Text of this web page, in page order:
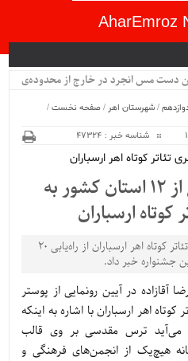
AharEmroz
دست مس انجرد در خارج از محدوده‌ی
/شهرستان اهر /صفحه نخست/
شناسه خبر : 47324
کوتاه اهر ارسباران
راه‌یابی 20 اثر نمایشی از 12 استان کشور به
ارسباران
دبیر دوازدهمین جشنواره سراسری تئاتر کوتاه اهر ارسباران از راه‌یابی 20
آقازاده در آیین رونمایی از پوستر
اهر ارسباران با اشاره به اینکه
می‌آید ترس مقدسی بر وی قالب
هیچ‌یک از انجمن‌های فرهنگی و